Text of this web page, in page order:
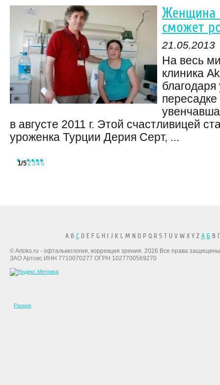
Женщина
сможет
21.05.2013
На весь
клиника
в августе 2011 г. Этой счастливицей
уроженка Турции Дерия Серт, ...
1/52345
A B CD E F G H I J K L M N O P Q R S T U V W X Y Z А БВ
© Artoks.ru - офтальмология, коррекция зрения. 2026 Все права
ЗАО Артокс ИНН 7710070277 ОГРН 1027700569270
Разное